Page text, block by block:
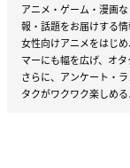
アニメ・ゲーム・漫画
報・話題をお届けする情
女性向けアニメをはじ
マーにも幅を広げ、オ
さらに、アンケート・
タクがワクワク楽しめ